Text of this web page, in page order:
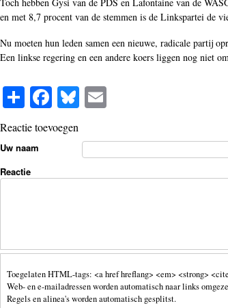
Toch hebben Gysi van de PDS en Lafontaine van de
en met 8,7 procent van de stemmen is de Linkspartei de
Nu moeten hun leden samen een nieuwe, radicale partij
Een linkse regering en een andere koers liggen nog niet
S
ha
re
Fa
ce
bo
Bl
ue
sk
y
ail
Reactie toevoegen
Uw naam
Reactie
Toegelaten HTML-tags: <a href hreflang> <em> <strong>
Web- en e-mailadressen worden automatisch naar links
Regels en alinea's worden automatisch gesplitst.